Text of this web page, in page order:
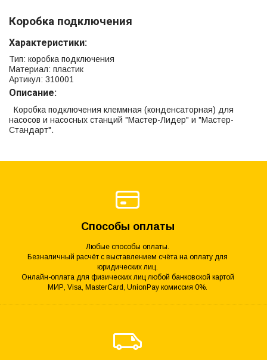
Коробка подключения
Характеристики:
Тип: коробка подключения
Материал: пластик
Артикул: 310001
Описание:
Коробка подключения клеммная (конденсаторная) для
насосов и насосных станций "Мастер-Лидер" и "Мастер-
Стандарт".
Способы оплаты
Любые способы оплаты.
Безналичный расчёт с выставлением счёта на оплату для
юридических лиц.
Онлайн-оплата для физических лиц любой банковской картой
МИР, Visa, MasterCard, UnionPay комиссия 0%.